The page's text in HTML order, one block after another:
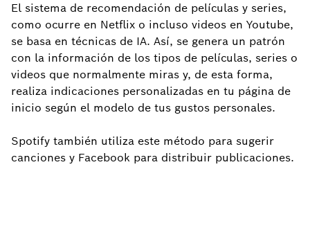
El sistema de recomendación de películas y series,
como ocurre en Netflix o incluso videos en Youtube,
se basa en técnicas de IA. Así, se genera un patrón
con la información de los tipos de películas, series o
videos que normalmente miras y, de esta forma,
realiza indicaciones personalizadas en tu página de
inicio según el modelo de tus gustos personales.
Spotify también utiliza este método para sugerir
canciones y Facebook para distribuir publicaciones.